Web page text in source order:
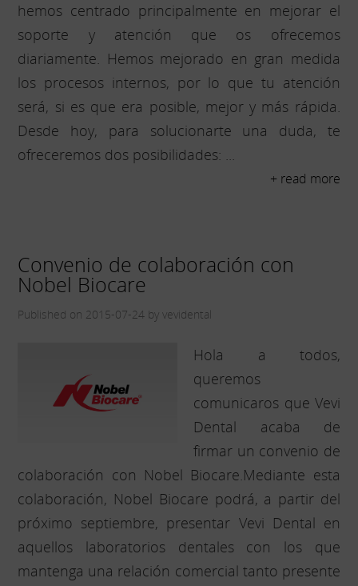
hemos centrado principalmente en mejorar el
soporte y atención que os ofrecemos
diariamente. Hemos mejorado en gran medida
los procesos internos, por lo que tu atención
será, si es que era posible, mejor y más rápida.
Desde hoy, para solucionarte una duda, te
ofreceremos dos posibilidades: ...
+ read more
Convenio de colaboración con
Nobel Biocare
Published on 2015-07-24 by vevidental
Hola a todos,
queremos
comunicaros que Vevi
Dental acaba de
firmar un convenio de
colaboración con Nobel Biocare.Mediante esta
colaboración, Nobel Biocare podrá, a partir del
próximo septiembre, presentar Vevi Dental en
aquellos laboratorios dentales con los que
mantenga una relación comercial tanto presente